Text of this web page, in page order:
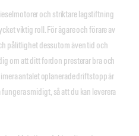
och striktare lagstiftning
viktig roll. För ägare och förare av
pålitlighet dessutom även tid och
om att ditt fordon presterar bra och
antalet oplanerade driftstopp är
smidigt, så att du kan leverera